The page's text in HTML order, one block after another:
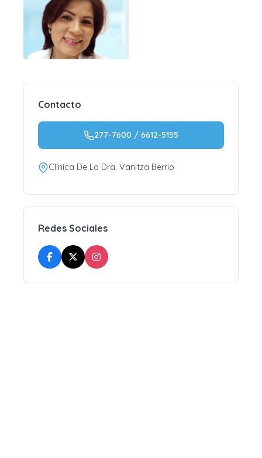
Contacto
277-7600 / 6612-5155
Clínica De La Dra. Vanitza Berrio
Redes Sociales